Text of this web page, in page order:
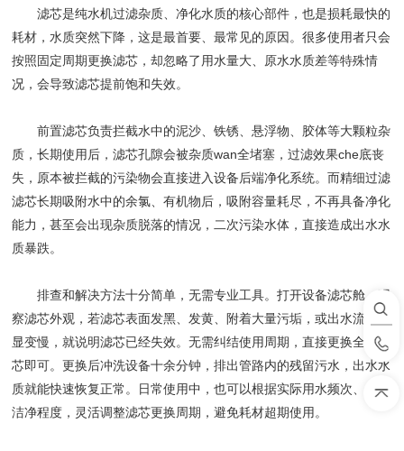
滤芯是纯水机过滤杂质、净化水质的核心部件，也是损耗最快的
耗材，水质突然下降，这是最首要、最常见的原因。很多使用者只会
按照固定周期更换滤芯，却忽略了用水量大、原水水质差等特殊情
况，会导致滤芯提前饱和失效。
前置滤芯负责拦截水中的泥沙、铁锈、悬浮物、胶体等大颗粒杂
质，长期使用后，滤芯孔隙会被杂质wan全堵塞，过滤效果che底丧
失，原本被拦截的污染物会直接进入设备后端净化系统。而精细过滤
滤芯长期吸附水中的余氯、有机物后，吸附容量耗尽，不再具备净化
能力，甚至会出现杂质脱落的情况，二次污染水体，直接造成出水水
质暴跌。
排查和解决方法十分简单，无需专业工具。打开设备滤芯舱，观
察滤芯外观，若滤芯表面发黑、发黄、附着大量污垢，或出水流速明
显变慢，就说明滤芯已经失效。无需纠结使用周期，直接更换全新滤
芯即可。更换后冲洗设备十余分钟，排出管路内的残留污水，出水水
质就能快速恢复正常。日常使用中，也可以根据实际用水频次、原水
洁净程度，灵活调整滤芯更换周期，避免耗材超期使用。